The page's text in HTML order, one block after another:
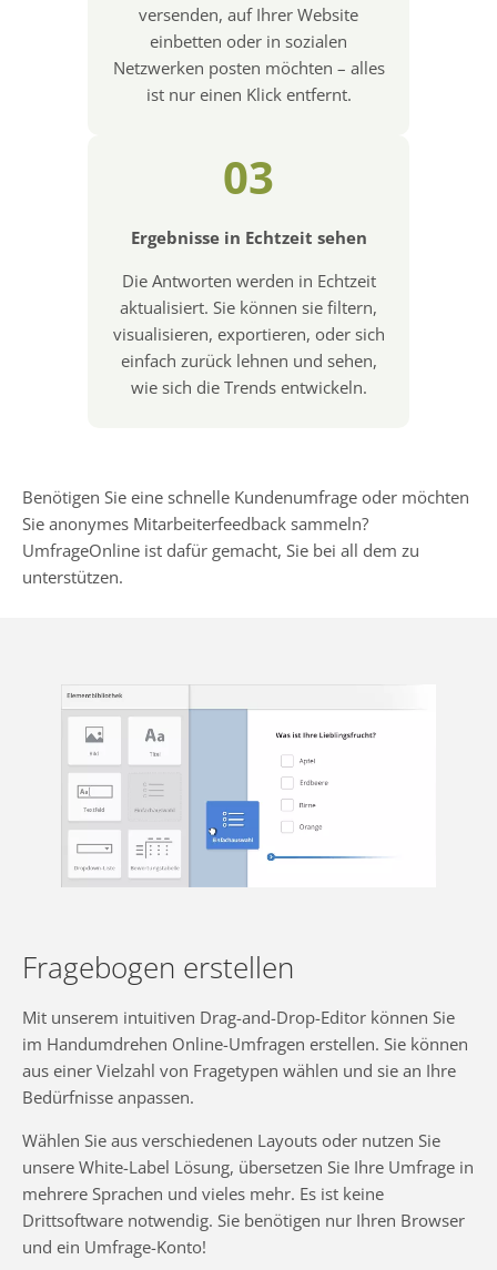
versenden, auf Ihrer Website
einbetten oder in sozialen
Netzwerken posten möchten – alles
ist nur einen Klick entfernt.
03
Ergebnisse in Echtzeit sehen
Die Antworten werden in Echtzeit
aktualisiert. Sie können sie filtern,
visualisieren, exportieren, oder sich
einfach zurück lehnen und sehen,
wie sich die Trends entwickeln.
Benötigen Sie eine schnelle Kundenumfrage oder möchten
Sie anonymes Mitarbeiterfeedback sammeln?
UmfrageOnline ist dafür gemacht, Sie bei all dem zu
unterstützen.
Fragebogen erstellen
Mit unserem intuitiven Drag-and-Drop-Editor können Sie
im Handumdrehen Online-Umfragen erstellen. Sie können
aus einer Vielzahl von Fragetypen wählen und sie an Ihre
Bedürfnisse anpassen.
Wählen Sie aus verschiedenen Layouts oder nutzen Sie
unsere White-Label Lösung, übersetzen Sie Ihre Umfrage in
mehrere Sprachen und vieles mehr. Es ist keine
Drittsoftware notwendig. Sie benötigen nur Ihren Browser
und ein Umfrage-Konto!